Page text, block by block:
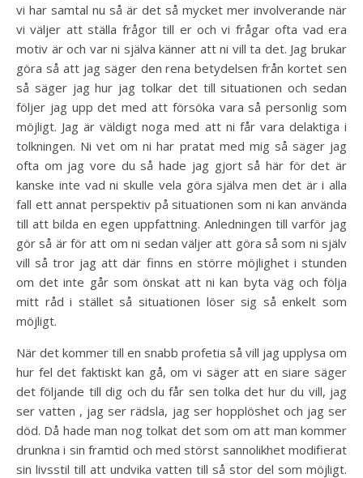
vi har samtal nu så är det så mycket mer involverande när
vi väljer att ställa frågor till er och vi frågar ofta vad era
motiv är och var ni själva känner att ni vill ta det. Jag brukar
göra så att jag säger den rena betydelsen från kortet sen
så säger jag hur jag tolkar det till situationen och sedan
följer jag upp det med att försöka vara så personlig som
möjligt. Jag är väldigt noga med att ni får vara delaktiga i
tolkningen. Ni vet om ni har pratat med mig så säger jag
ofta om jag vore du så hade jag gjort så här för det är
kanske inte vad ni skulle vela göra själva men det är i alla
fall ett annat perspektiv på situationen som ni kan använda
till att bilda en egen uppfattning. Anledningen till varför jag
gör så är för att om ni sedan väljer att göra så som ni själv
vill så tror jag att där finns en större möjlighet i stunden
om det inte går som önskat att ni kan byta väg och följa
mitt råd i stället så situationen löser sig så enkelt som
möjligt.
När det kommer till en snabb profetia så vill jag upplysa om
hur fel det faktiskt kan gå, om vi säger att en siare säger
det följande till dig och du får sen tolka det hur du vill, jag
ser vatten , jag ser rädsla, jag ser hopplöshet och jag ser
död. Då hade man nog tolkat det som om att man kommer
drunkna i sin framtid och med störst sannolikhet modifierat
sin livsstil till att undvika vatten till så stor del som möjligt.